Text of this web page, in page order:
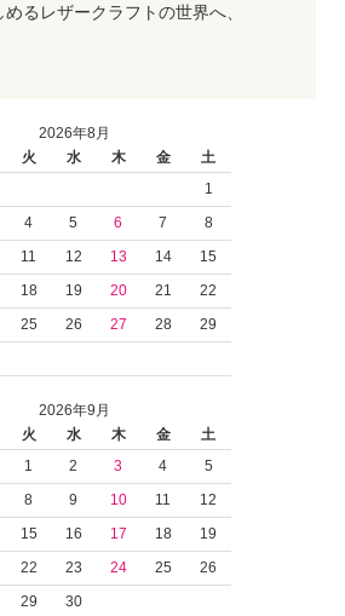
るレザークラフトの世界へ、
2026年8月
火 水 木 金
土
1
4 5 6 7
8
11 12 13 14
15
18 19 20 21
22
25 26 27 28
29
2026年9月
火 水 木 金
土
1
2 3 4
5
8 9 10 11
12
15 16 17 18
19
22 23 24 25
26
29 30